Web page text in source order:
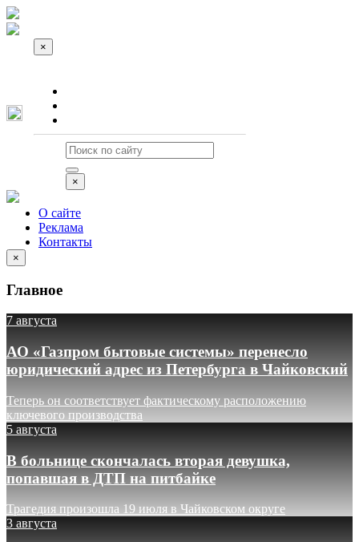
×
×
О сайте
Реклама
Контакты
×
Главное
7 августа
АО «Газпром бытовые системы» перенесло
юридический адрес из Петербурга в Чайковский
Теперь он соответствует фактическому расположению
ключевого производства
5 августа
В больнице скончалась вторая девушка,
попавшая в ДТП на питбайке
Трагедия произошла 19 июля в Чайковском округе
3 августа